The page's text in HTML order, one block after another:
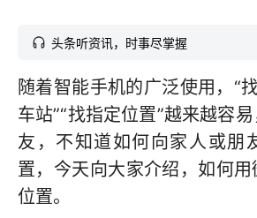
头条听资讯，时事尽掌握
随着智能手机的广泛使用，“
车站”“找指定位置”越来越容
友，不知道如何向家人或朋
置，今天向大家介绍，如何
位置。